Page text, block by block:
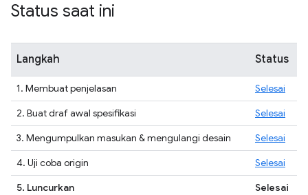
Status saat ini
Langkah Status
1. Membuat penjelasan
Selesai
2. Buat draf awal spesifikasi
Selesai
3. Mengumpulkan masukan & mengulangi desain
Selesai
4. Uji coba origin
Selesai
5. Luncurkan
Selesai